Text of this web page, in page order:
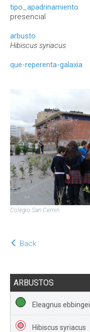
tipo_apadrinamiento
presencial
arbusto
Hibiscus syriacus
que-reperenta-galaxia
Colegio San Cernin
Back
ARBUSTOS
Eleagnus ebbingei
Hibiscus syriacus